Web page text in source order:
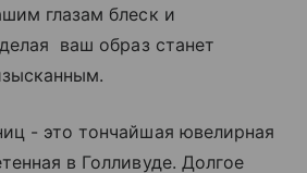
глазам блеск и
ваш образ станет
- это тончайшая ювелирная
в Голливуде. Долгое